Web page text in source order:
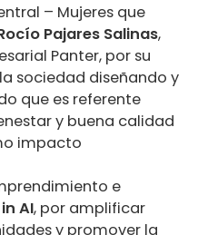
– Mujeres que
Pajares Salinas,
Panter, por su
sociedad diseñando y
que es referente
y buena calidad
impacto
e
AI, por amplificar
y promover la